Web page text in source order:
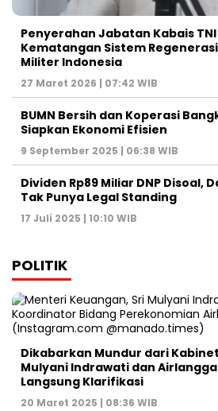
Penyerahan Jabatan Kabais
Kematangan Sistem
Militer Indonesia
27 Maret 2026 | 07:42 WIB
BUMN Bersih dan Koperasi
Siapkan Ekonomi Efisien
9 September 2025 | 06:38 WIB
Dividen Rp89 Miliar DNP Disoal,
Tak Punya Legal Standing
17 Juli 2025 | 10:10 WIB
POLITIK
Dikabarkan Mundur dari
Mulyani Indrawati dan
Langsung Klarifikasi
20 Maret 2025 | 08:36 WIB